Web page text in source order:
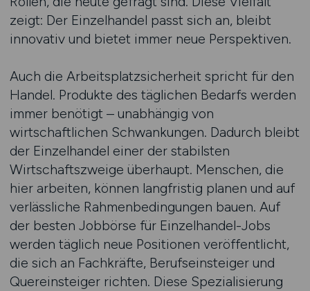
zeigt: Der Einzelhandel passt sich an, bleibt
innovativ und bietet immer neue Perspektiven.
Auch die Arbeitsplatzsicherheit spricht für den
Handel. Produkte des täglichen Bedarfs werden
immer benötigt – unabhängig von
wirtschaftlichen Schwankungen. Dadurch bleibt
der Einzelhandel einer der stabilsten
Wirtschaftszweige überhaupt. Menschen, die
hier arbeiten, können langfristig planen und auf
verlässliche Rahmenbedingungen bauen. Auf
der besten Jobbörse für Einzelhandel-Jobs
werden täglich neue Positionen veröffentlicht,
die sich an Fachkräfte, Berufseinsteiger und
Quereinsteiger richten. Diese Spezialisierung